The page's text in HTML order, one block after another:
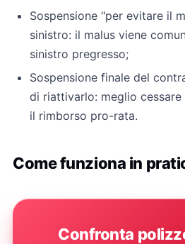
Sospensione "per evitare il
sinistro: il malus viene
sinistro pregresso;
Sospensione finale del
di riattivarlo: meglio
il rimborso pro-rata.
Come funziona in
Confronta